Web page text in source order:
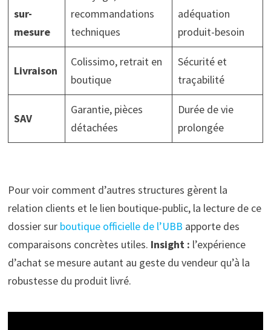
sur-
mesure
recommandations
techniques
adéquation
produit-besoin
Livraison
Colissimo, retrait en
boutique
Sécurité et
traçabilité
SAV
Garantie, pièces
détachées
Durée de vie
prolongée
Pour voir comment d’autres structures gèrent la
relation clients et le lien boutique-public, la lecture de ce
dossier sur boutique officielle de l’UBB apporte des
comparaisons concrètes utiles. Insight : l’expérience
d’achat se mesure autant au geste du vendeur qu’à la
robustesse du produit livré.